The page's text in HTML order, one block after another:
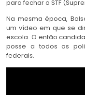
para fechar o STF
Na mesma época,
um vídeo em que se
escola. O então
posse a todos os
federais.